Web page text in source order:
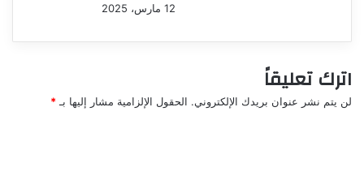
12 مارس، 2025
اترك تعليقاً
لن يتم نشر عنوان بريدك الإلكتروني. الحقول الإلزامية مشار إليها بـ *